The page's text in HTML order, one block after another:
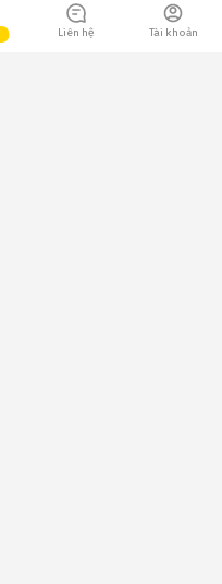
Liên hệ Tài khoản